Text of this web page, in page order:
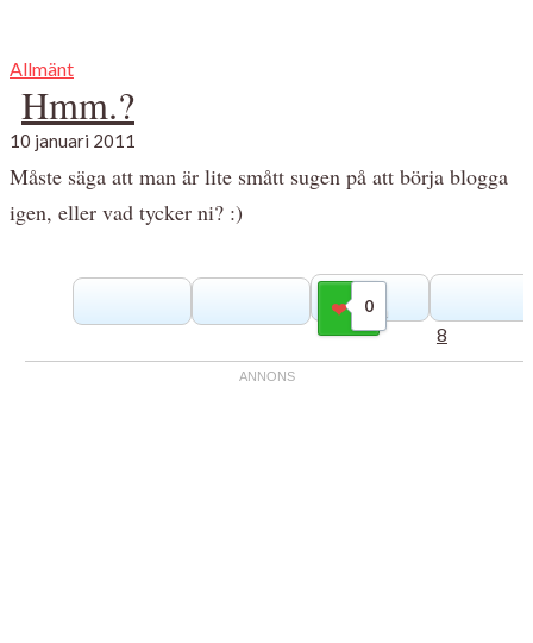
Allmänt
Hmm.?
10 januari 2011
Måste säga att man är lite smått sugen på att börja blogga
igen, eller vad tycker ni? :)
0
Gilla
8